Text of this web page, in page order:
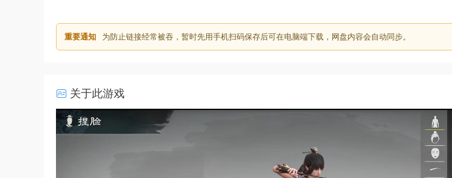
重要通知 为防止链接经常被吞，暂时先用手机扫码保存后可在电脑端下载，网盘内容会自动同步。
关于此游戏
50% 75%